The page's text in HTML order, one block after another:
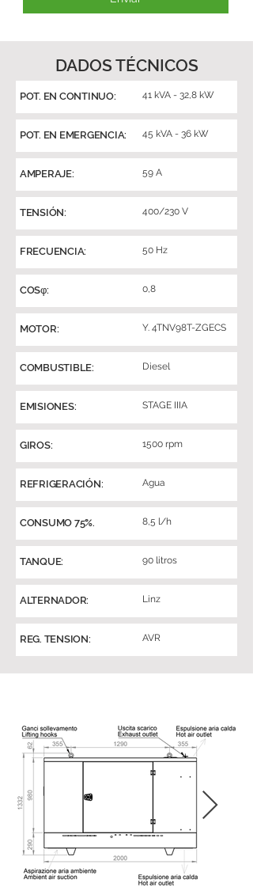
DADOS TÉCNICOS
POT. EN CONTINUO: 41 kVA - 32,8 kW
POT. EN EMERGENCIA: 45 kVA - 36 kW
AMPERAJE: 59 A
TENSIÓN: 400/230 V
FRECUENCIA: 50 Hz
COSφ: 0,8
MOTOR: Y. 4TNV98T-ZGECS
COMBUSTIBLE: Diesel
EMISIONES: STAGE IIIA
GIROS: 1500 rpm
REFRIGERACIÓN: Agua
CONSUMO 75%. 8,5 l/h
TANQUE: 90 litros
ALTERNADOR: Linz
REG. TENSION: AVR